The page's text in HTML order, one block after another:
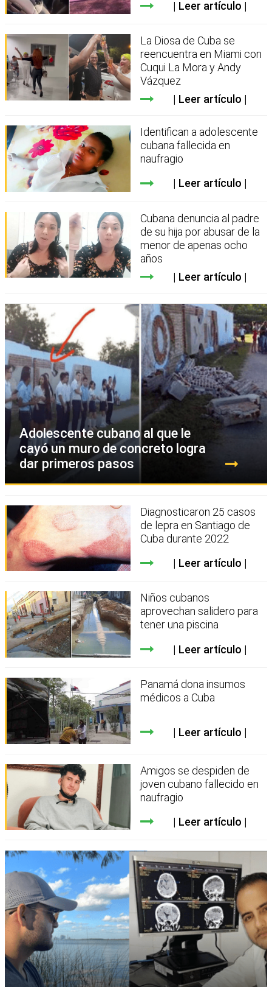
Leer artículo
La Diosa de Cuba se
reencuentra en Miami con
Cuqui La Mora y Andy
Vázquez
Leer artículo
Identifican a adolescente
cubana fallecida en
naufragio
Leer artículo
Cubana denuncia al padre
de su hija por abusar de la
menor de apenas ocho
años
Leer artículo
Adolescente cubano al que le
cayó un muro de concreto logra
dar primeros pasos
Diagnosticaron 25 casos
de lepra en Santiago de
Cuba durante 2022
Leer artículo
Niños cubanos
aprovechan salidero para
tener una piscina
Leer artículo
Panamá dona insumos
médicos a Cuba
Leer artículo
Amigos se despiden de
joven cubano fallecido en
naufragio
Leer artículo